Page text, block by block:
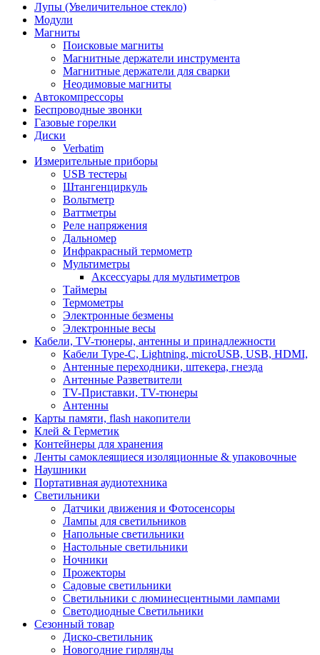
Лупы (Увеличительное стекло)
Модули
Магниты
Поисковые магниты
Магнитные держатели инструмента
Магнитные держатели для сварки
Неодимовые магниты
Автокомпрессоры
Беспроводные звонки
Газовые горелки
Диски
Verbatim
Измерительные приборы
USB тестеры
Штангенциркуль
Вольтметр
Ваттметры
Реле напряжения
Дальномер
Инфракрасный термометр
Мультиметры
Аксессуары для мультиметров
Таймеры
Термометры
Электронные безмены
Электронные весы
Кабели, TV-тюнеры, антенны и принадлежности
Кабели Type-C, Lightning, microUSB, USB, HDMI,
Антенные переходники, штекера, гнезда
Антенные Разветвители
TV-Приставки, TV-тюнеры
Антенны
Карты памяти, flash накопители
Клей & Герметик
Контейнеры для хранения
Ленты самоклеящиеся изоляционные & упаковочные
Наушники
Портативная аудиотехника
Светильники
Датчики движения и Фотосенсоры
Лампы для светильников
Напольные светильники
Настольные светильники
Ночники
Прожекторы
Садовые светильники
Светильники с люминесцентными лампами
Светодиодные Светильники
Сезонный товар
Диско-светильник
Новогодние гирлянды